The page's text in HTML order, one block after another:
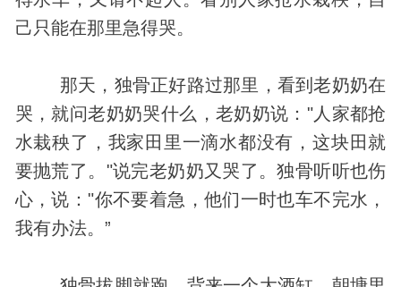
己只能在那里急得哭。
那天，独骨正好路过那里，看到老奶奶在
哭，就问老奶奶哭什么，老奶奶说："人家都抢
水栽秧了，我家田里一滴水都没有，这块田就
要抛荒了。"说完老奶奶又哭了。独骨听听也伤
心，说："你不要着急，他们一时也车不完水，
我有办法。”